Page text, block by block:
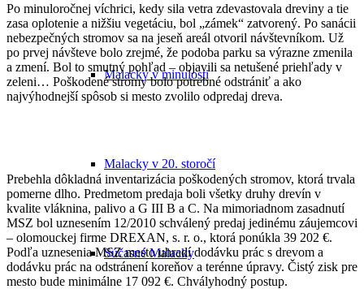
Malacky v minulosti
Malacky v 20. storočí
Súčasné Malacky
Po minuloročnej víchrici, kedy sila vetra zdevastovala dreviny a tie
zasa oplotenie a nižšiu vegetáciu, bol „zámek“ zatvorený. Po sanácii
nebezpečných stromov sa na jeseň areál otvoril návštevníkom. Už
po prvej návšteve bolo zrejmé, že podoba parku sa výrazne zmenila
a zmení. Bol to smutný pohľad – objavili sa netušené priehľady v
zeleni… Poškodené stromy bolo potrebné odstrániť a ako
najvýhodnejší spôsob si mesto zvolilo odpredaj dreva.
Prebehla dôkladná inventarizácia poškodených stromov, ktorá trvala
pomerne dlho. Predmetom predaja boli všetky druhy drevín v
kvalite vláknina, palivo a G III B a C. Na mimoriadnom zasadnutí
MSZ bol uznesením 12/2010 schválený predaj jedinému záujemcovi
– olomouckej firme DREXAN, s. r. o., ktorá ponúkla 39 202 €.
Podľa uznesenia MSZ mesto uhradí dodávku prác s drevom a
dodávku prác na odstránení koreňov a terénne úpravy. Čistý zisk pre
mesto bude minimálne 17 092 €. Chvályhodný postup.